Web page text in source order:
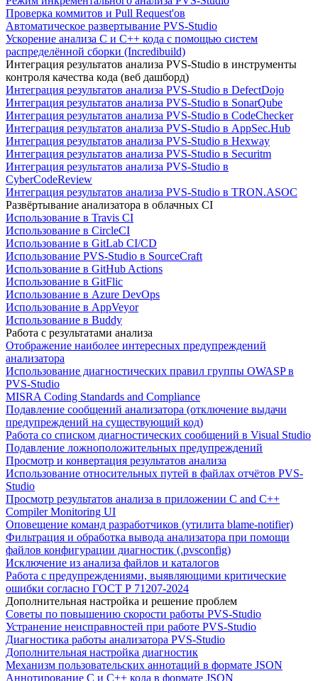
Проверка коммитов и Pull Request'ов
Автоматическое развертывание PVS-Studio
Ускорение анализа C и C++ кода с помощью систем
распределённой сборки (Incredibuild)
Интеграция результатов анализа PVS-Studio в инструменты
контроля качества кода (веб дашборд)
Интеграция результатов анализа PVS-Studio в DefectDojo
Интеграция результатов анализа PVS-Studio в SonarQube
Интеграция результатов анализа PVS-Studio в CodeChecker
Интеграция результатов анализа PVS-Studio в AppSec.Hub
Интеграция результатов анализа PVS-Studio в Hexway
Интеграция результатов анализа PVS-Studio в Securitm
Интеграция результатов анализа PVS-Studio в
CyberCodeReview
Интеграция результатов анализа PVS-Studio в TRON.ASOC
Развёртывание анализатора в облачных CI
Использование в Travis CI
Использование в CircleCI
Использование в GitLab CI/CD
Использование PVS-Studio в SourceCraft
Использование в GitHub Actions
Использование в GitFlic
Использование в Azure DevOps
Использование в AppVeyor
Использование в Buddy
Работа с результатами анализа
Отображение наиболее интересных предупреждений
анализатора
Использование диагностических правил группы OWASP в
PVS-Studio
MISRA Coding Standards and Compliance
Подавление сообщений анализатора (отключение выдачи
предупреждений на существующий код)
Работа со списком диагностических сообщений в Visual Studio
Подавление ложноположительных предупреждений
Просмотр и конвертация результатов анализа
Использование относительных путей в файлах отчётов PVS-
Studio
Просмотр результатов анализа в приложении C and C++
Compiler Monitoring UI
Оповещение команд разработчиков (утилита blame-notifier)
Фильтрация и обработка вывода анализатора при помощи
файлов конфигурации диагностик (.pvsconfig)
Исключение из анализа файлов и каталогов
Работа с предупреждениями, выявляющими критические
ошибки согласно ГОСТ Р 71207-2024
Дополнительная настройка и решение проблем
Советы по повышению скорости работы PVS-Studio
Устранение неисправностей при работе PVS-Studio
Диагностика работы анализатора PVS-Studio
Дополнительная настройка диагностик
Механизм пользовательских аннотаций в формате JSON
Аннотирование C и C++ кода в формате JSON